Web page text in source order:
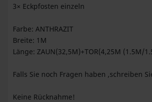
3× Eckpfosten einzeln
Farbe: ANTHRAZIT
Breite: 1M
Länge: ZAUN(32,5M)+TOR(4,25M (1.5M/
Falls Sie noch Fragen haben ,schreiben
Keine Rücknahme!